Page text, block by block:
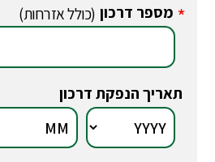
* מספר דרכון (כולל אזרחות)
תאריך הנפקת דרכון